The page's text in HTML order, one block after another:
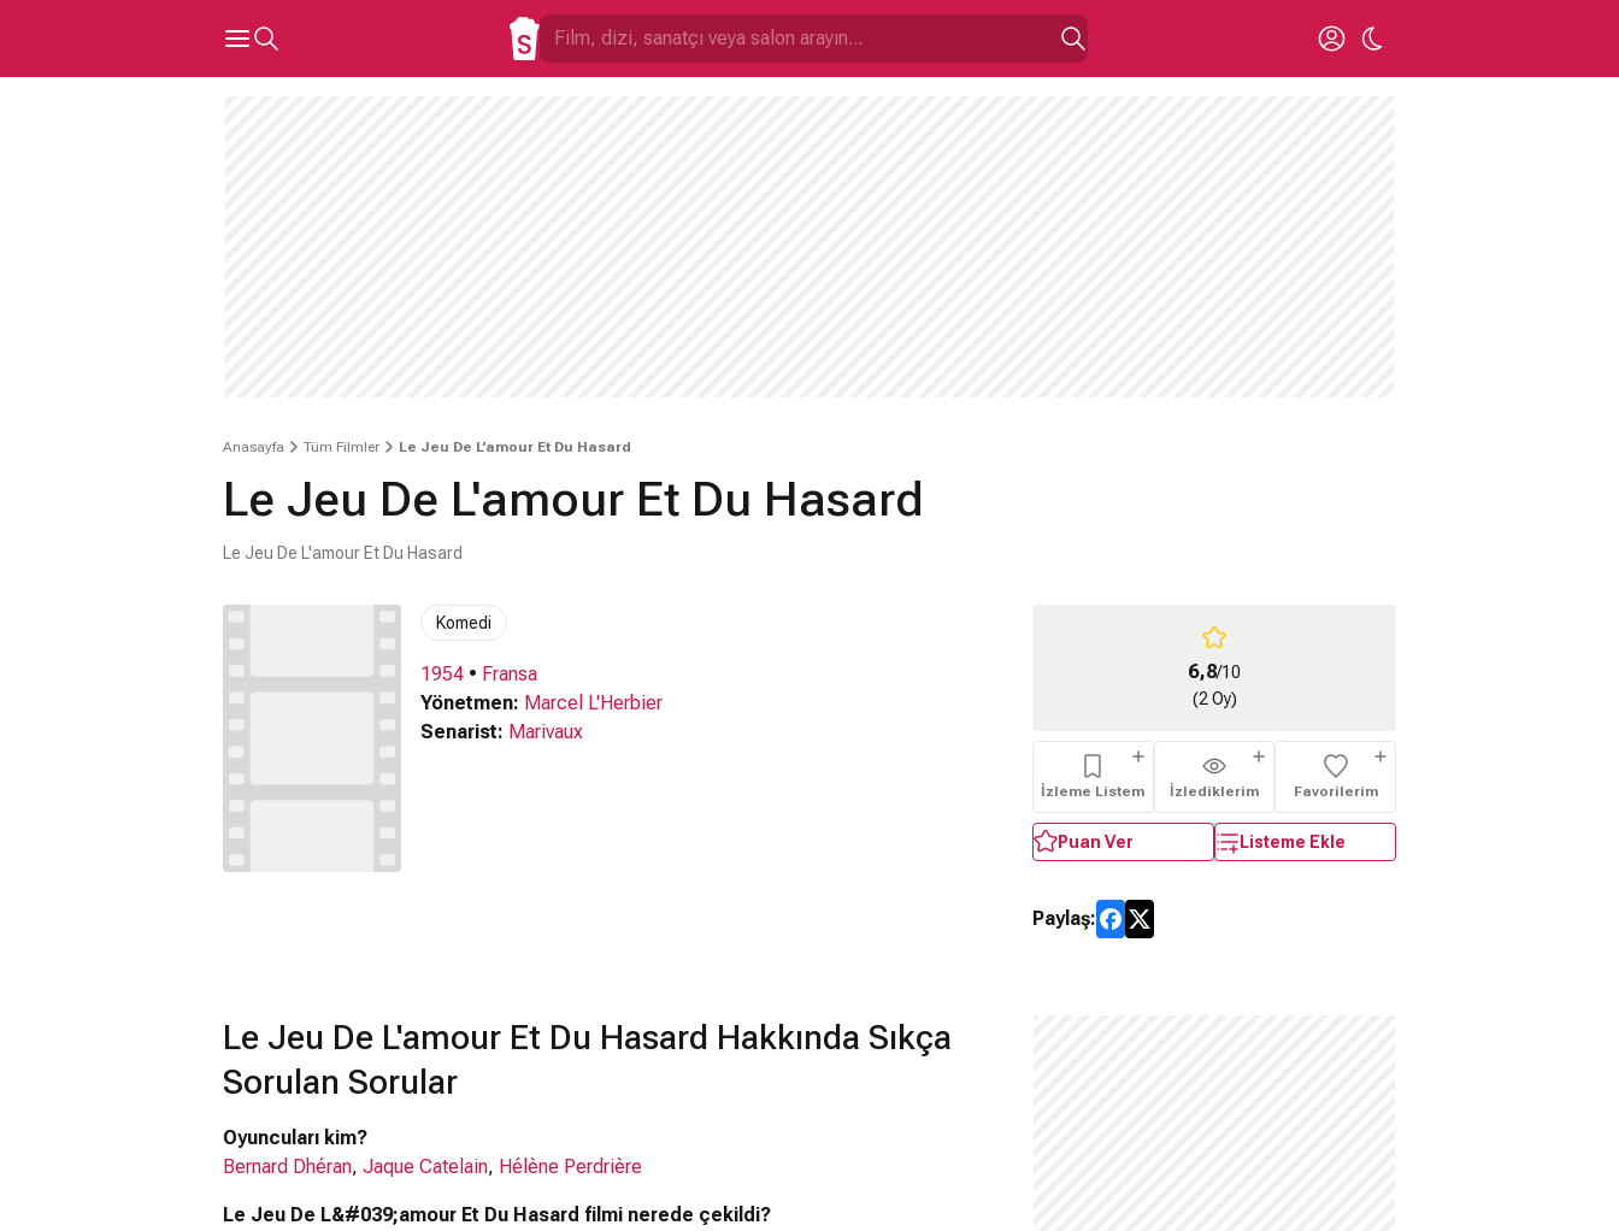
Anasayfa Tüm Filmler Le Jeu De L'amour Et Du Hasard
Le Jeu De L'amour Et Du Hasard
Le Jeu De L'amour Et Du Hasard
Komedi
1954 • Fransa
Yönetmen: Marcel L'Herbier
Senarist: Marivaux
6,8/10
(2 Oy)
İzleme Listem İzlediklerim Favorilerim
Puan Ver Listeme Ekle
Paylaş:
Le Jeu De L'amour Et Du Hasard Hakkında Sıkça
Sorulan Sorular
Oyuncuları kim?
Bernard Dhéran, Jaque Catelain, Hélène Perdrière
Le Jeu De L&#039;amour Et Du Hasard filmi nerede çekildi?